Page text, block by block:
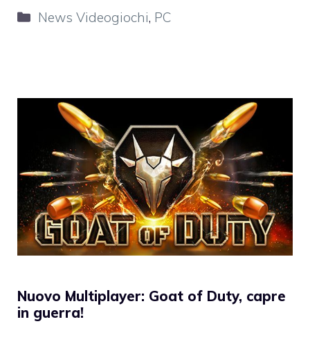
Categorie
News Videogiochi, PC
Nuovo Multiplayer: Goat of Duty, capre
in guerra!